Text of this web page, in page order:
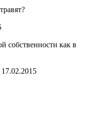
собственности как в
17.02.2015